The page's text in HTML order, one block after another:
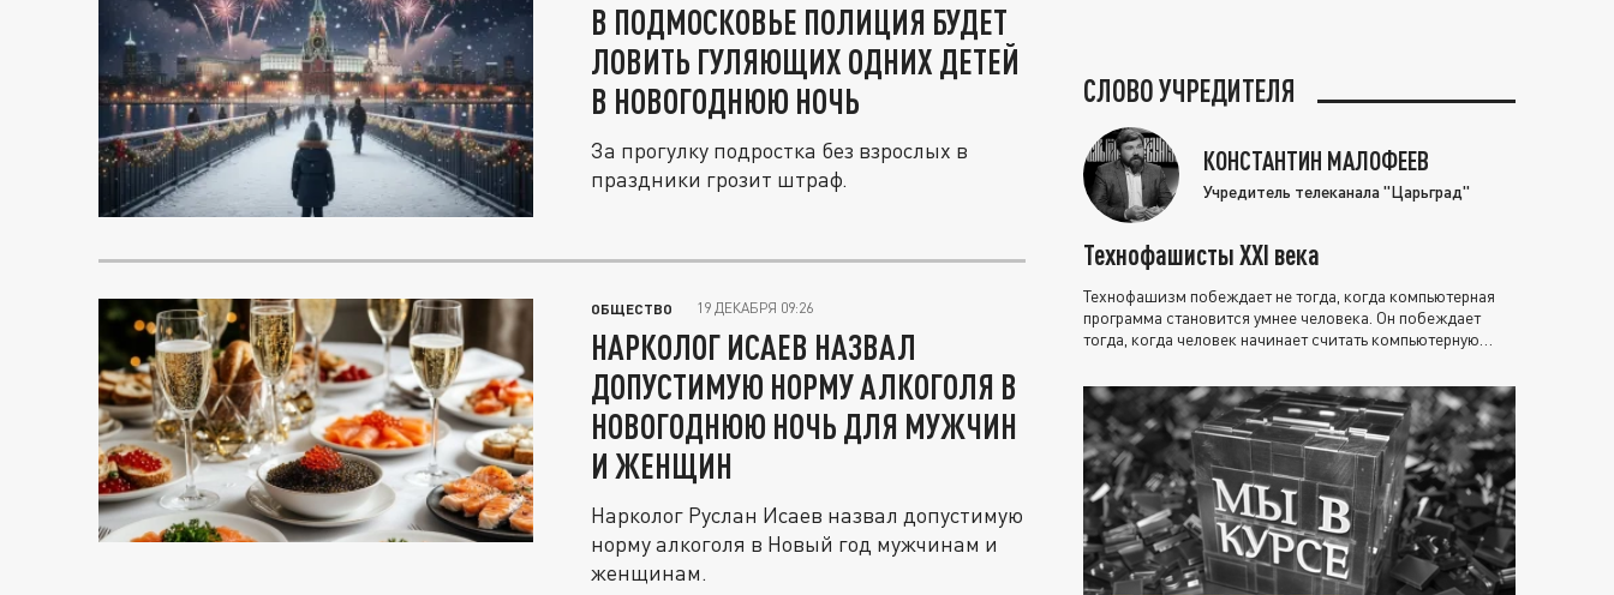
В ПОДМОСКОВЬЕ ПОЛИЦИЯ БУДЕТ
ЛОВИТЬ ГУЛЯЮЩИХ ОДНИХ ДЕТЕЙ
В НОВОГОДНЮЮ НОЧЬ
За прогулку подростка без взрослых в
праздники грозит штраф.
ОБЩЕСТВО 19 ДЕКАБРЯ 09:26
НАРКОЛОГ ИСАЕВ НАЗВАЛ
ДОПУСТИМУЮ НОРМУ АЛКОГОЛЯ В
НОВОГОДНЮЮ НОЧЬ ДЛЯ МУЖЧИН
И ЖЕНЩИН
Нарколог Руслан Исаев назвал допустимую
норму алкоголя в Новый год мужчинам и
женщинам.
СЛОВО УЧРЕДИТЕЛЯ
КОНСТАНТИН МАЛОФЕЕВ
Учредитель телеканала "Царьград"
Технофашисты XXI века
Технофашизм побеждает не тогда, когда компьютерная
программа становится умнее человека. Он побеждает
тогда, когда человек начинает считать компьютерную